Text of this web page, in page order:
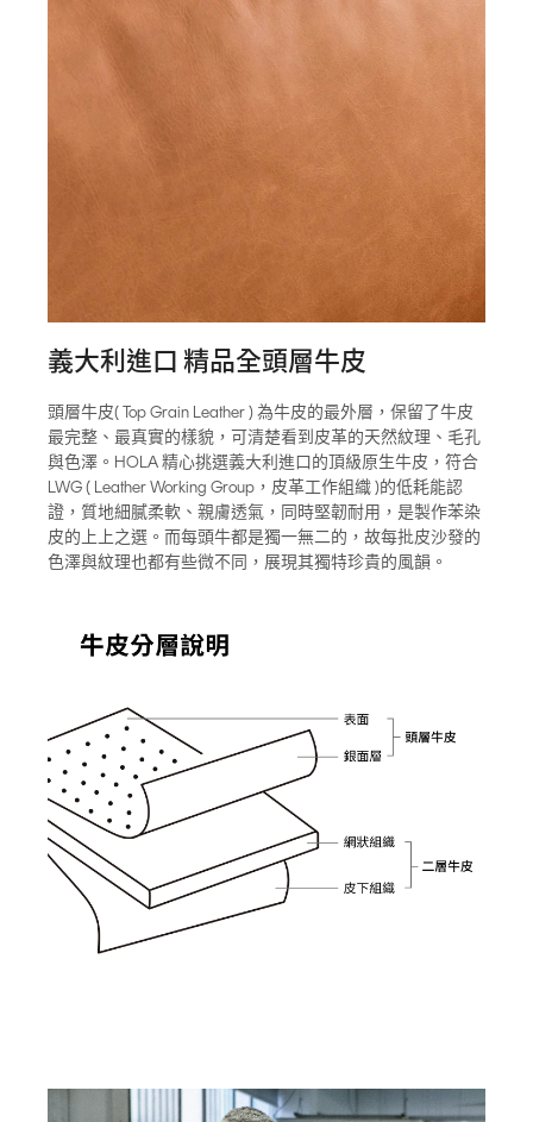
義大利進口 精品全頭層牛皮
頭層牛皮( Top Grain Leather ) 為牛皮的最外層，保留了牛皮
最完整、最真實的樣貌，可清楚看到皮革的天然紋理、毛孔
與色澤。HOLA 精心挑選義大利進口的頂級原生牛皮，符合
LWG ( Leather Working Group，皮革工作組織 )的低耗能認
證，質地細膩柔軟、親膚透氣，同時堅韌耐用，是製作苯染
皮的上上之選。而每頭牛都是獨一無二的，故每批皮沙發的
色澤與紋理也都有些微不同，展現其獨特珍貴的風韻。